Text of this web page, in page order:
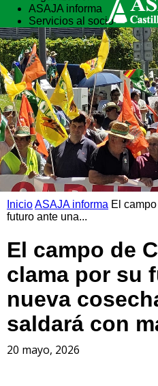
ASAJA informa
Servicios al socio
Vida rural
Formación
InicioASAJA informa El
futuro ante una...
El campo de
clama por su
nueva
saldará con
20 mayo, 2026